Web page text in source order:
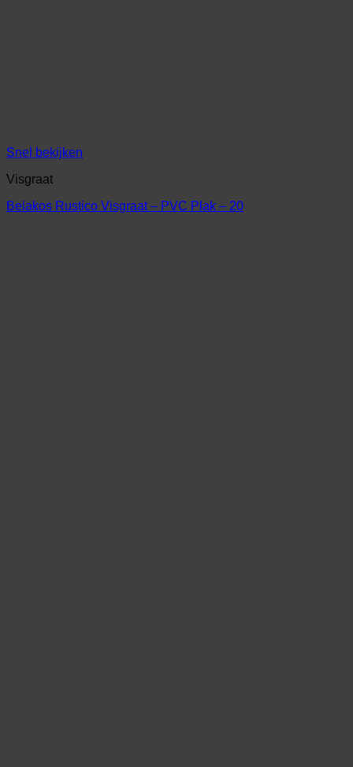
Snel bekijken
Visgraat
Belakos Rustico Visgraat – PVC Plak – 20